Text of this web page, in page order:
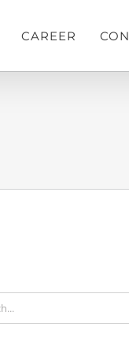
CAREER